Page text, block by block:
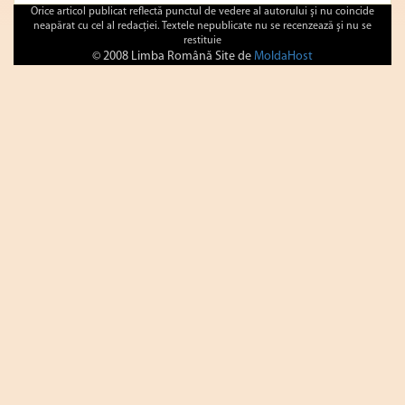
Orice articol publicat reflectă punctul de vedere al autorului şi nu coincide
neapărat cu cel al redacţiei. Textele nepublicate nu se recenzează şi nu se
restituie
© 2008 Limba Română Site de MoldaHost